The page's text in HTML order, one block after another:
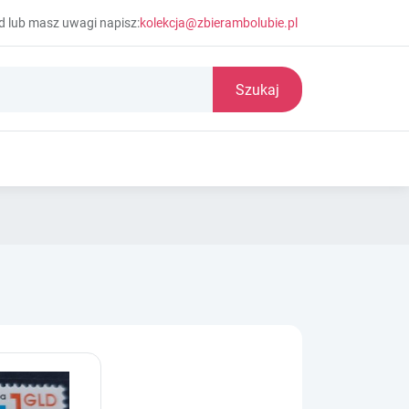
lub masz uwagi napisz:kolekcja@zbierambolubie.pl
Szukaj